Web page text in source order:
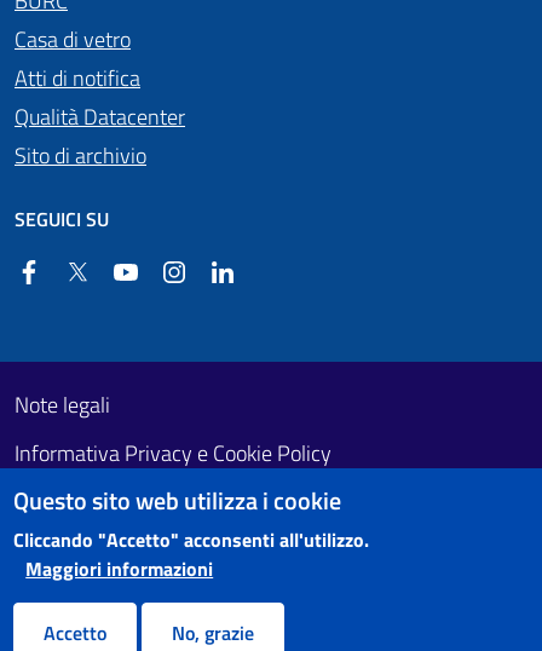
Casa di vetro
Atti di notifica
Qualità Datacenter
Sito di archivio
SEGUICI SU
FacebookTwitter YouTube Instagram
Footer First
Useful links section
Note legali
Informativa Privacy e Cookie Policy
Obiettivi di accessibilità
Questo sito web utilizza i cookie
Cliccando "Accetto" acconsenti all'utilizzo.
Maggiori informazioni
Accetto No, grazie